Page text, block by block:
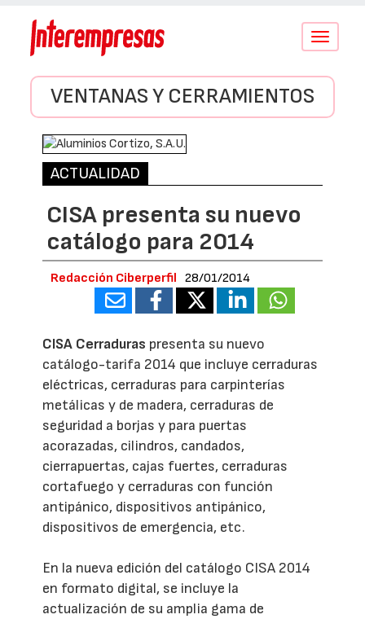
Conmutar
VENTANAS Y CERRAMIENTOS
ACTUALIDAD
CISA presenta su nuevo
catálogo para 2014
Redacción Ciberperfil 28/01/2014
CISA Cerraduras presenta su nuevo
catálogo-tarifa 2014 que incluye cerraduras
eléctricas, cerraduras para carpinterías
metálicas y de madera, cerraduras de
seguridad a borjas y para puertas
acorazadas, cilindros, candados,
cierrapuertas, cajas fuertes, cerraduras
cortafuego y cerraduras con función
antipánico, dispositivos antipánico,
dispositivos de emergencia, etc.
En la nueva edición del catálogo CISA 2014
en formato digital, se incluye la
actualización de su amplia gama de